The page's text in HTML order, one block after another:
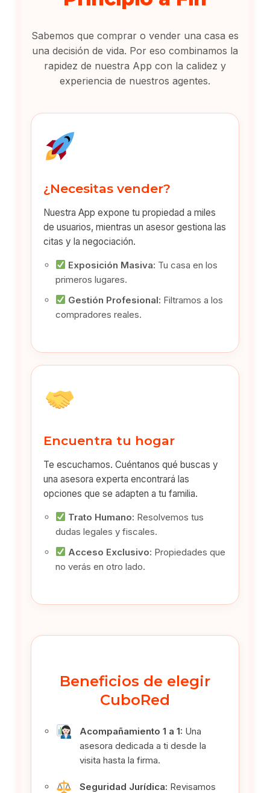
Sabemos que comprar o vender una casa es
una decisión de vida. Por eso combinamos la
rapidez de nuestra App con la calidez y
experiencia de nuestros agentes.
¿Necesitas vender?
Nuestra App expone tu propiedad a miles
de usuarios, mientras un asesor gestiona las
citas y la negociación.
Exposición Masiva: Tu casa en los
primeros lugares.
Gestión Profesional: Filtramos a los
compradores reales.
Encuentra tu hogar
Te escuchamos. Cuéntanos qué buscas y
una asesora experta encontrará las
opciones que se adapten a tu familia.
Trato Humano: Resolvemos tus
dudas legales y fiscales.
Acceso Exclusivo: Propiedades que
no verás en otro lado.
Beneficios de elegir
CuboRed
Acompañamiento 1 a 1: Una
asesora dedicada a ti desde la
visita hasta la firma.
Seguridad Jurídica: Revisamos